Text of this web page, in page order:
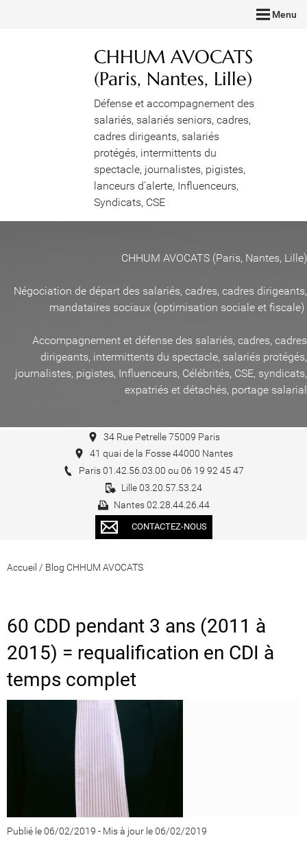
Menu
CHHUM AVOCATS
(Paris, Nantes, Lille)
Défense et accompagnement des
salariés, salariés seniors, cadres,
cadres dirigeants, salariés
protégés, intermittents du
spectacle, journalistes, pigistes,
lanceurs d'alerte, Influenceurs,
Syndicats, CSE
CHHUM AVOCATS (Paris, Nantes, Lille)
Négociation de départ des salariés, cadres, cadres dirigeants,
mandataires sociaux (optimisation sociale et fiscale)
Accompagnement et défense des salariés, cadres, cadres
dirigeants, intermittents du spectacle, salariés protégés,
journalistes, pigistes, Influenceurs, Célébrités, CSE, syndicats,
expatriés et détachés, portage salarial
34 Rue Petrelle 75009 Paris
41 quai de la Fosse 44000 Nantes
Paris 01.42.56.03.00 ou 06 19 92 45 47
Lille 03.20.57.53.24
Nantes 02.28.44.26.44
CONTACTEZ-NOUS
Accueil / Blog CHHUM AVOCATS
60 CDD pendant 3 ans (2011 à
2015) = requalification en CDI à
temps complet
Publié le 06/02/2019 - Mis à jour le 06/02/2019